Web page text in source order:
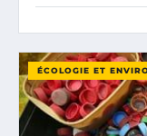
ÉCOLOGIE ET